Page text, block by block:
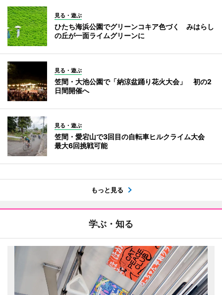
見る・遊ぶ
ひたち海浜公園でグリーンコキア色づく みはらし
の丘が一面ライムグリーンに
見る・遊ぶ
笠間・大池公園で「納涼盆踊り花火大会」 初の2
日間開催へ
見る・遊ぶ
笠間・愛宕山で3回目の自転車ヒルクライム大会
最大6回挑戦可能
もっと見る
学ぶ・知る